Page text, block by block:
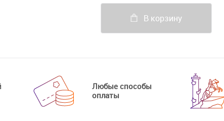
В корзину
Любые способы
оплаты